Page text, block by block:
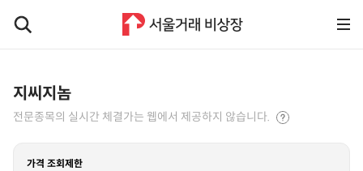
지씨지놈
전문종목의 실시간 체결가는 웹에서 제공하지 않습니다.
가격 조회제한